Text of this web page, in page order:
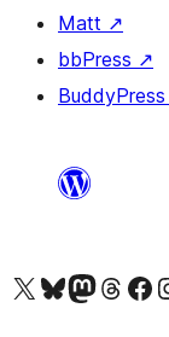
Matt ↗
bbPress ↗
BuddyPress
Bezoek ons X (voorheen Twitter) account
Bezoek ons Bluesky account
Bezoek ons Mastodon
Bezoek onsOnze